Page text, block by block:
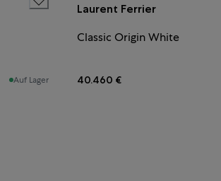
Auf Lager
Laurent Ferrier
Classic Origin White
40.460 €